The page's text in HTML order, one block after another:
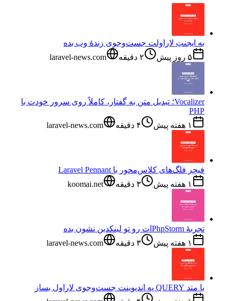
به ایجنتِ لاراولت جست‌وجوی زندهٔ وب بده
۵ روز پیش
۲ دقیقه laravel-news.com
Vocalizer؛ تبدیل متن به گفتار، کاملاً روی سرور خودت با
PHP
۱ هفته پیش
۴ دقیقه laravel-news.com
فیچر فلگ‌های کلاس‌محور با Laravel Pennant
۱ هفته پیش
۳ دقیقه koomai.net
تجربهٔ PhpStorm‌ات رو تو لینکدین نشون بده
۱ هفته پیش
۳ دقیقه laravel-news.com
با متد QUERY یه اندپوینت جست‌وجوی لاراول بساز